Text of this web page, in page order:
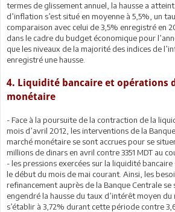
termes de glissement annuel, la hausse a
d’inflation s’est situé en moyenne à 5,5%, un
comparaison avec celui de 3,5% enregistré en
dans le cadre du budget économique pour
que les niveaux de la majorité des indices de
enregistré une hausse.
4. Liquidité bancaire et opérations
monétaire
- Face à la poursuite de la contraction de la
mois d’avril 2012, les interventions de la
marché monétaire se sont accrues pour se
millions de dinars en avril contre 3351 MDT au
- les pressions exercées sur la liquidité
le début du mois de mai courant. Ainsi, les
refinancement auprès de la Banque Centrale se
engendré la hausse du taux d’intérêt moyen
s’établir à 3,72% durant cette période contre